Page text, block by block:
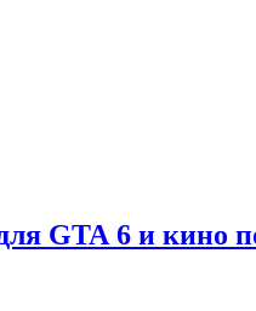
GTA 6 и кино